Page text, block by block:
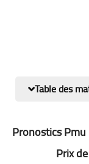
Table des
Pronostics
Prix